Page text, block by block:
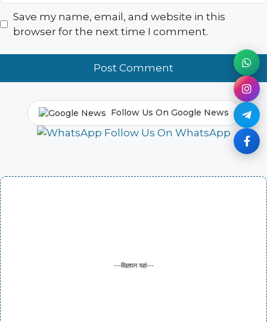
Save my name, email, and website in this
browser for the next time I comment.
Follow Us On Google News
Follow Us On WhatsApp
---विज्ञापन यहां---